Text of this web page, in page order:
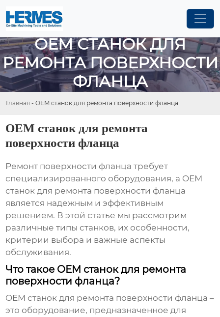
OEM СТАНОК ДЛЯ
РЕМОНТА ПОВЕРХНОСТИ
ФЛАНЦА
Главная - OEM станок для ремонта поверхности фланца
OEM станок для ремонта
поверхности фланца
Ремонт поверхности фланца требует
специализированного оборудования, а OEM
станок для ремонта поверхности фланца
является надежным и эффективным
решением. В этой статье мы рассмотрим
различные типы станков, их особенности,
критерии выбора и важные аспекты
обслуживания.
Что такое OEM станок для ремонта
поверхности фланца?
OEM станок для ремонта поверхности фланца –
это оборудование, предназначенное для